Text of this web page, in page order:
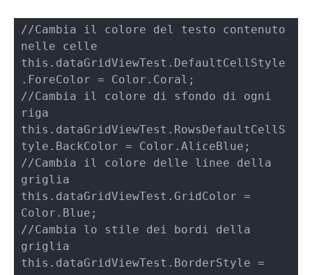
//Cambia il colore del testo contenuto
nelle celle
this.dataGridViewTest.DefaultCellStyle
.ForeColor = Color.Coral;
//Cambia il colore di sfondo di ogni
riga
this.dataGridViewTest.RowsDefaultCellS
tyle.BackColor = Color.AliceBlue;
//Cambia il colore delle linee della
griglia
this.dataGridViewTest.GridColor =
Color.Blue;
//Cambia lo stile dei bordi della
griglia
this.dataGridViewTest.BorderStyle =